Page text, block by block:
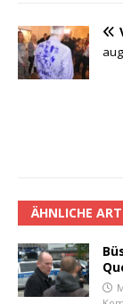
ÄHNLICHE